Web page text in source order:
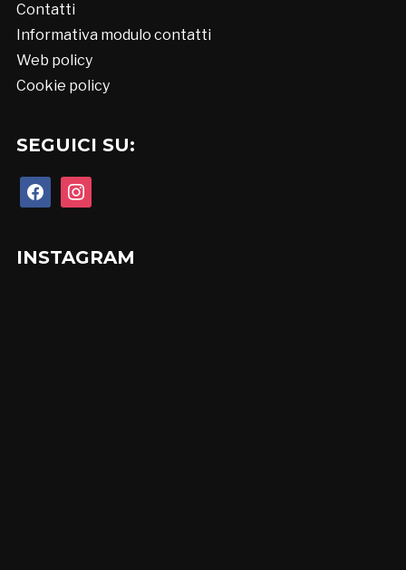
Contatti
Informativa modulo contatti
Web policy
Cookie policy
SEGUICI SU:
facebookinstagram
INSTAGRAM